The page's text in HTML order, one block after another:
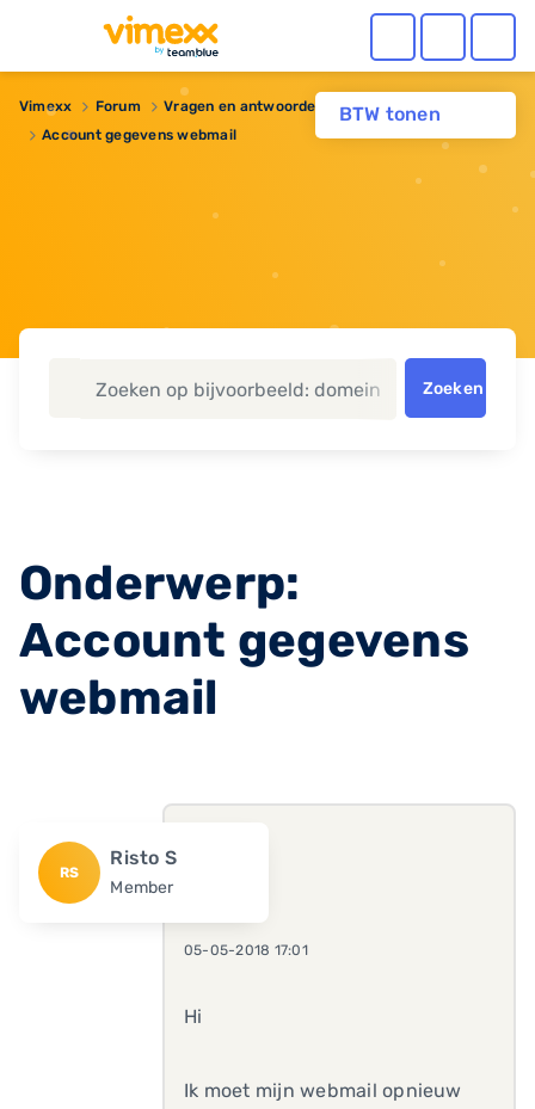
BTW tonen
Vimexx Forum
Vragen en antwoorden
Account gegevens webmail
Zoeken
Onderwerp:
Account gegevens
webmail
RS
Risto S
Member
05-05-2018 17:01
Hi
Ik moet mijn webmail opnieuw